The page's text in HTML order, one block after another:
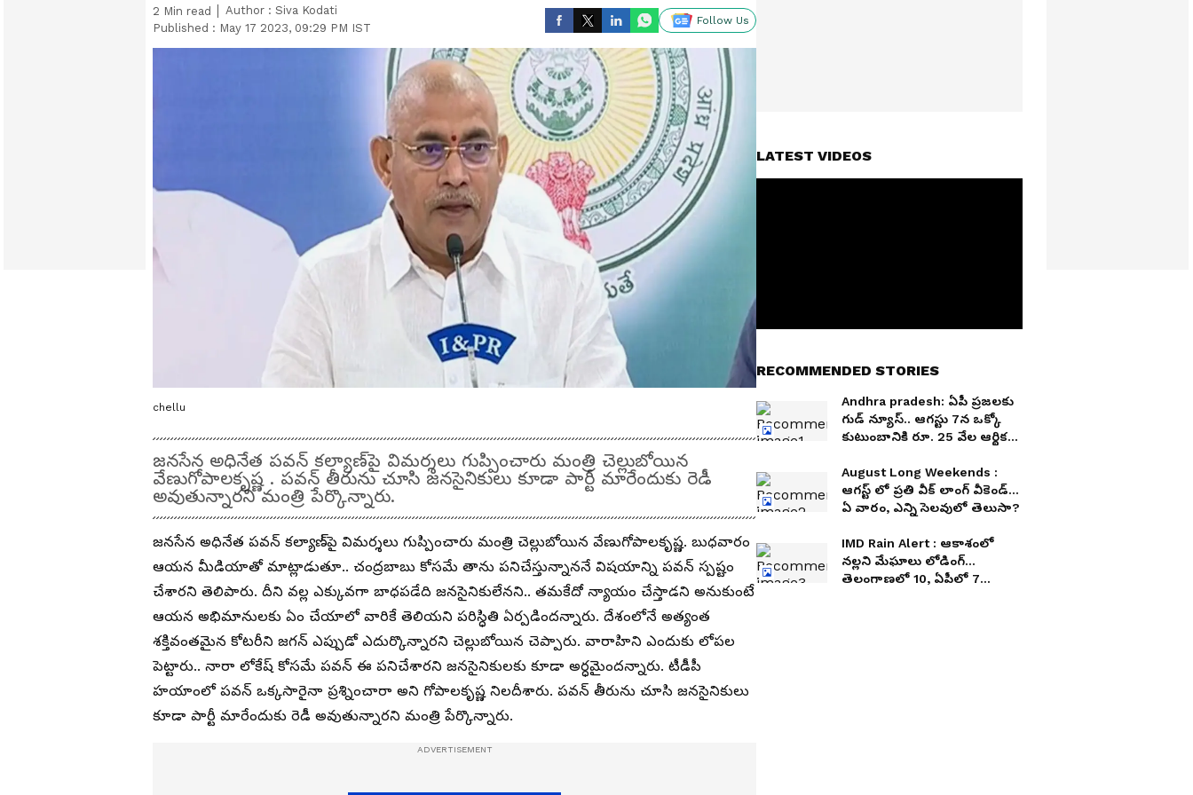
2 Min read Author : Siva Kodati
Published : May 17 2023, 09:29 PM IST
Follow Us
chellu
జనసేన అధినేత పవన్ కల్యాణ్‌పై విమర్శలు గుప్పించారు మంత్రి చెల్లుబోయిన
వేణుగోపాలకృష్ణ . పవన్ తీరును చూసి జనసైనికులు కూడా పార్టీ మారేందుకు రెడీ
అవుతున్నారని మంత్రి పేర్కొన్నారు.
జనసేన అధినేత పవన్ కల్యాణ్‌పై విమర్శలు గుప్పించారు మంత్రి చెల్లుబోయిన వేణుగోపాలకృష్ణ. బుధవారం
ఆయన మీడియాతో మాట్లాడుతూ.. చంద్రబాబు కోసమే తాను పనిచేస్తున్నాననే విషయాన్ని పవన్ స్పష్టం
చేశారని తెలిపారు. దీని వల్ల ఎక్కువగా బాధపడేది జనసైనికులేనని.. తమకేదో న్యాయం చేస్తాడని అనుకుంటే
ఆయన అభిమానులకు ఏం చేయాలో వారికే తెలియని పరిస్ధితి ఏర్పడిందన్నారు. దేశంలోనే అత్యంత
శక్తివంతమైన కోటరీని జగన్ ఎప్పుడో ఎదుర్కొన్నారని చెల్లుబోయిన చెప్పారు. వారాహిని ఎందుకు లోపల
పెట్టారు.. నారా లోకేష్ కోసమే పవన్ ఈ పనిచేశారని జనసైనికులకు కూడా అర్ధమైందన్నారు. టీడీపీ
హయాంలో పవన్ ఒక్కసారైనా ప్రశ్నించారా అని గోపాలకృష్ణ నిలదీశారు. పవన్ తీరును చూసి జనసైనికులు
కూడా పార్టీ మారేందుకు రెడీ అవుతున్నారని మంత్రి పేర్కొన్నారు.
LATEST VIDEOS
RECOMMENDED STORIES
Andhra pradesh: ఏపీ ప్ర‌జ‌ల‌కు
గుడ్ న్యూస్‌.. ఆగ‌స్టు 7న‌ ఒక్కో
కుటుంబానికి రూ. 25 వేల ఆర్థిక
August Long Weekends :
ఆగస్ట్ లో ప్రతి వీక్ లాంగ్ వీకెండ్...
ఏ వారం, ఎన్ని సెలవులో తెలుసా?
IMD Rain Alert : ఆకాశంలో
నల్లని మేఘాలు లోడింగ్...
తెలంగాణలో 10, ఏపీలో 7